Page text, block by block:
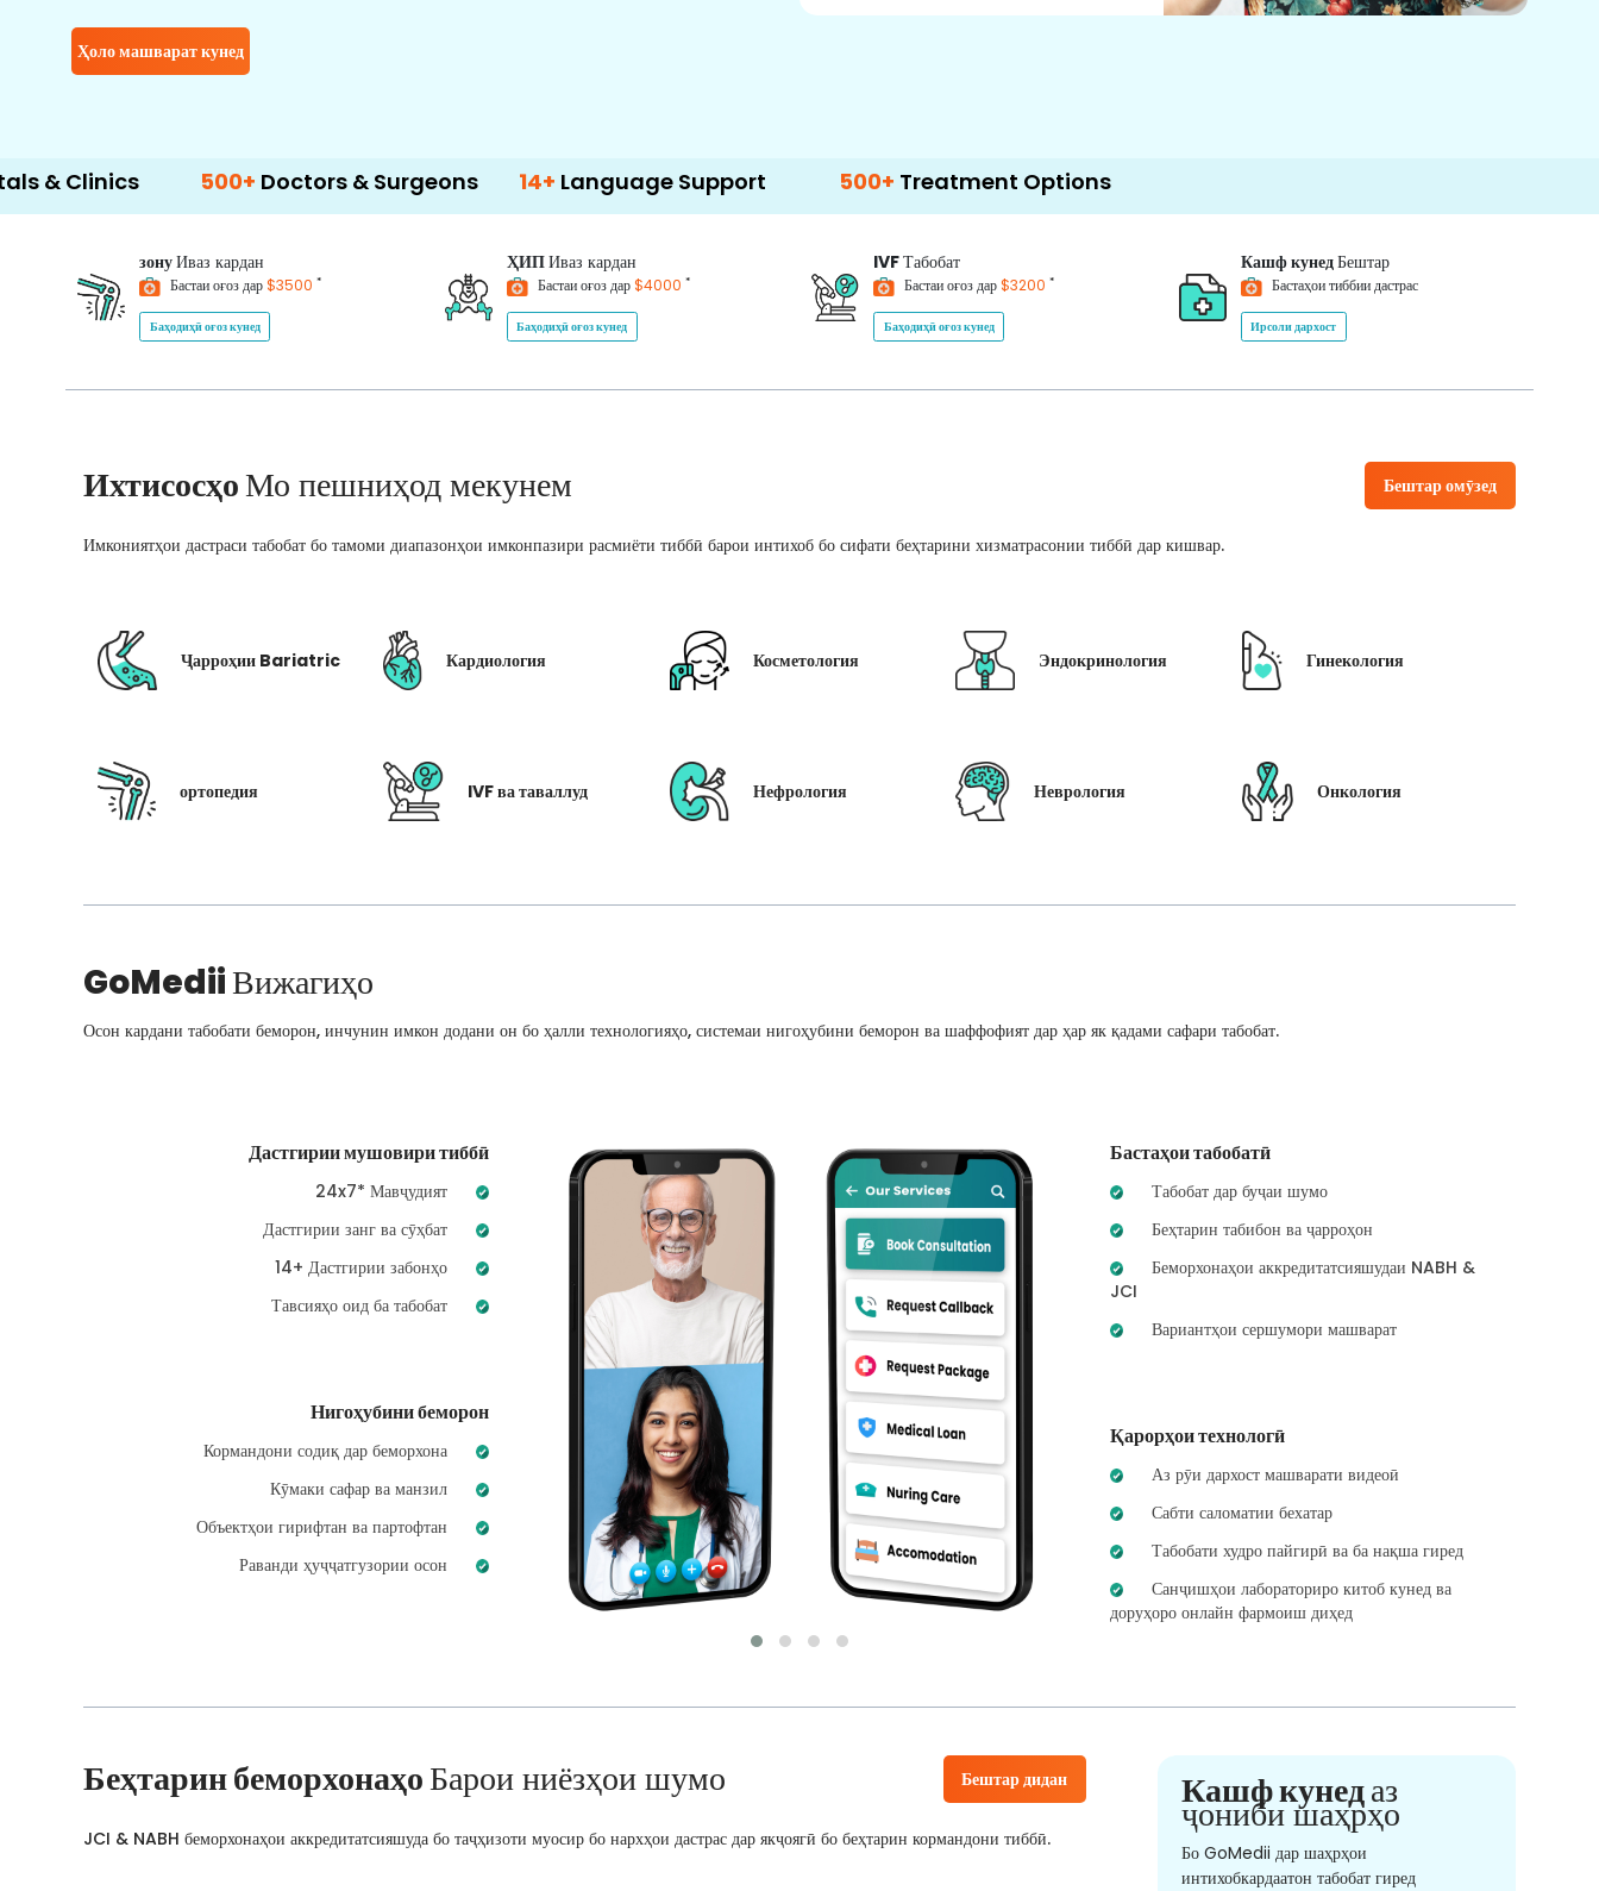
Ҳоло машварат кунед
500+ Doctors & Surgeons 14+Language Support 500+ Treatment Options
зонуИваз кардан
Бастаи оғоз дар$3500 *
Баҳодиҳӣ оғоз кунед
ҲИПИваз кардан
Бастаи оғоз дар$4000 *
Баҳодиҳӣ оғоз кунед
IVFТабобат
Бастаи оғоз дар$3200 *
Баҳодиҳӣ оғоз кунед
Кашф кунедБештар
Бастаҳои тиббии дастрас
Ирсоли дархост
ИхтисосҳоМо пешниҳод мекунем Бештар омӯзед
Имкониятҳои дастраси табобат бо тамоми диапазонҳои имконпазири расмиёти тиббӣ барои интихоб бо сифати беҳтарини хизматрасонии тиббӣ дар кишвар.
Ҷарроҳии Bariatric Кардиология Косметология Эндокринология Гинекология
ортопедия IVF ва таваллуд Нефрология Неврология Онкология
GoMediiВижагиҳо
Осон кардани табобати беморон, инчунин имкон додани он бо ҳалли технологияҳо, системаи нигоҳубини беморон ва шаффофият дар ҳар як қадами сафари табобат.
Дастгирии мушовири тиббӣ
24x7* Мавҷудият
Дастгирии занг ва сӯҳбат
14+ Дастгирии забонҳо
Тавсияҳо оид ба табобат
Нигоҳубини беморон
Кормандони содиқ дар беморхона
Кӯмаки сафар ва манзил
Объектҳои гирифтан ва партофтан
Раванди ҳуҷҷатгузории осон
Бастаҳои табобатӣ
Табобат дар буҷаи шумо
Беҳтарин табибон ва ҷарроҳон
Беморхонаҳои аккредитатсияшудаи NABH &
JCI
Вариантҳои сершумори машварат
Қарорҳои технологӣ
Аз рӯи дархост машварати видеоӣ
Сабти саломатии бехатар
Табобати худро пайгирӣ ва ба нақша гиред
Санҷишҳои лабораториро китоб кунед ва
доруҳоро онлайн фармоиш диҳед
Беҳтарин беморхонаҳоБарои ниёзҳои шумо Бештар дидан
JCI & NABH беморхонаҳои аккредитатсияшуда бо таҷҳизоти муосир бо нархҳои дастрас дар якҷоягӣ бо беҳтарин кормандони тиббӣ.
Кашф кунедаз
ҷониби шаҳрҳо
Бо GoMedii дар шаҳрҳои
интихобкардаатон табобат гиред